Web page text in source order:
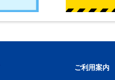
ご利用案内